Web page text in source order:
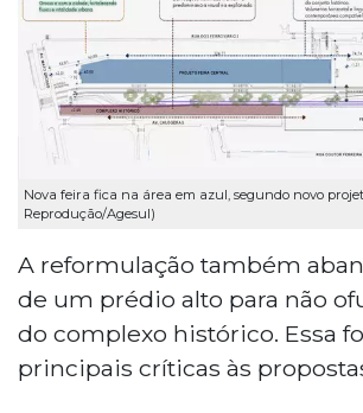
Nova feira fica na área em azul, segundo novo
Reprodução/Agesul)
A reformulação também
de um prédio alto para não
do complexo histórico. Essa
principais críticas às